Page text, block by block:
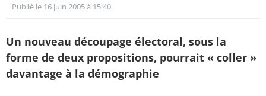
Publié le 16 juin 2005 à 15:40
Un nouveau découpage électoral, sous la
forme de deux propositions, pourrait « coller »
davantage à la démographie